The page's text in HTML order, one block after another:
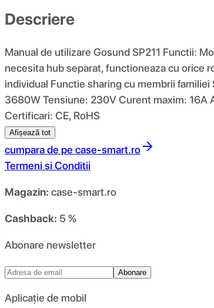
Descriere
Manual de utilizare Gosund SP211 Functii:
necesita hub separat, functioneaza cu orice
individual Functie sharing cu membrii
3680W Tensiune: 230V Curent maxim: 16A
Certificari: CE, RoHS
Afișează tot
cumpara de pe case-smart.ro
Termeni si Conditii
Magazin: case-smart.ro
Cashback: 5 %
Abonare newsletter
Abonare
Aplicație de mobil